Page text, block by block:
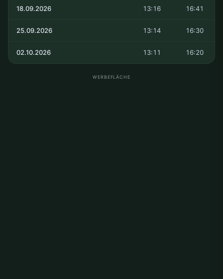
18.09.2026 13:16 16:41
25.09.2026 13:14 16:30
02.10.2026 13:11 16:20
WERBEFLÄCHE